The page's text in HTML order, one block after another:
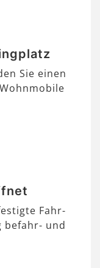
Sie einen
Fahr-
befahr- und